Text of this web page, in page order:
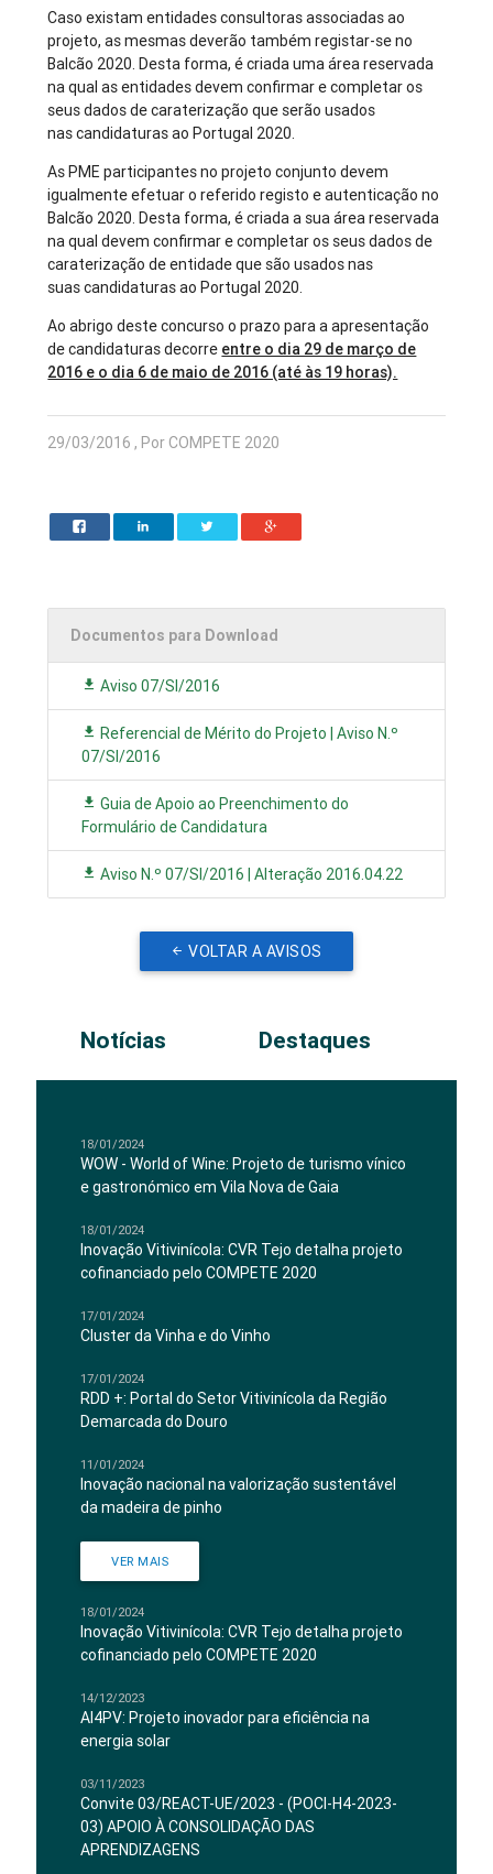
Caso existam entidades consultoras associadas ao
projeto, as mesmas deverão também registar-se no
Balcão 2020. Desta forma, é criada uma área reservada
na qual as entidades devem confirmar e completar os
seus dados de caraterização que serão usados
nas candidaturas ao Portugal 2020.
As PME participantes no projeto conjunto devem
igualmente efetuar o referido registo e autenticação no
Balcão 2020. Desta forma, é criada a sua área reservada
na qual devem confirmar e completar os seus dados de
caraterização de entidade que são usados nas
suas candidaturas ao Portugal 2020.
Ao abrigo deste concurso o prazo para a apresentação
de candidaturas decorre entre o dia 29 de março de
2016 e o dia 6 de maio de 2016 (até às 19 horas).
29/03/2016 , Por COMPETE 2020
Documentos para Download
Aviso 07/SI/2016
Referencial de Mérito do Projeto | Aviso N.º
07/SI/2016
Guia de Apoio ao Preenchimento do
Formulário de Candidatura
Aviso N.º 07/SI/2016 | Alteração 2016.04.22
VOLTAR A AVISOS
Notícias Destaques
18/01/2024
WOW - World of Wine: Projeto de turismo vínico
e gastronómico em Vila Nova de Gaia
18/01/2024
Inovação Vitivinícola: CVR Tejo detalha projeto
cofinanciado pelo COMPETE 2020
17/01/2024
Cluster da Vinha e do Vinho
17/01/2024
RDD +: Portal do Setor Vitivinícola da Região
Demarcada do Douro
11/01/2024
Inovação nacional na valorização sustentável
da madeira de pinho
VER MAIS
18/01/2024
Inovação Vitivinícola: CVR Tejo detalha projeto
cofinanciado pelo COMPETE 2020
14/12/2023
AI4PV: Projeto inovador para eficiência na
energia solar
03/11/2023
Convite 03/REACT-UE/2023 - (POCI-H4-2023-
03) APOIO À CONSOLIDAÇÃO DAS
APRENDIZAGENS